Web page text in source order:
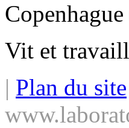
Vit et
| Plan du site